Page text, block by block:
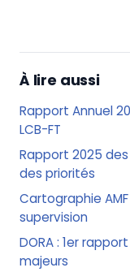
À lire aussi
Rapport Annuel
LCB-FT
Rapport 2025 des
des priorités
Cartographie
supervision
DORA : 1er
majeurs